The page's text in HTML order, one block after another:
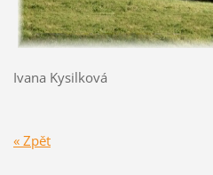
Ivana Kysilková
« Zpět